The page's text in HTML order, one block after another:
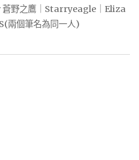
野之鷹｜Starryeagle｜Eliza
兩個筆名為同一人)